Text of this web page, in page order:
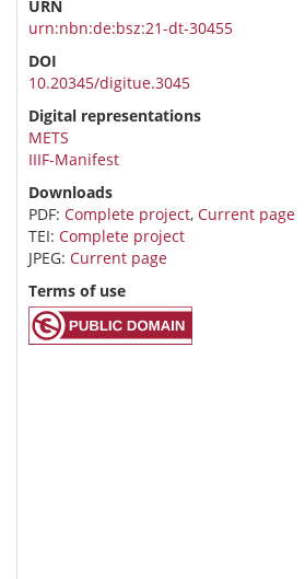
URN
urn:nbn:de:bsz:21-dt-30455
DOI
10.20345/digitue.3045
Digital representations
METS
IIIF-Manifest
Downloads
PDF: Complete project, Current page
TEI: Complete project
JPEG: Current page
Terms of use